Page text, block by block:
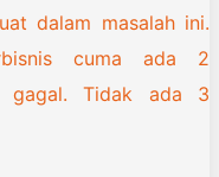
dalam masalah ini.
cuma ada 2
gagal. Tidak ada 3